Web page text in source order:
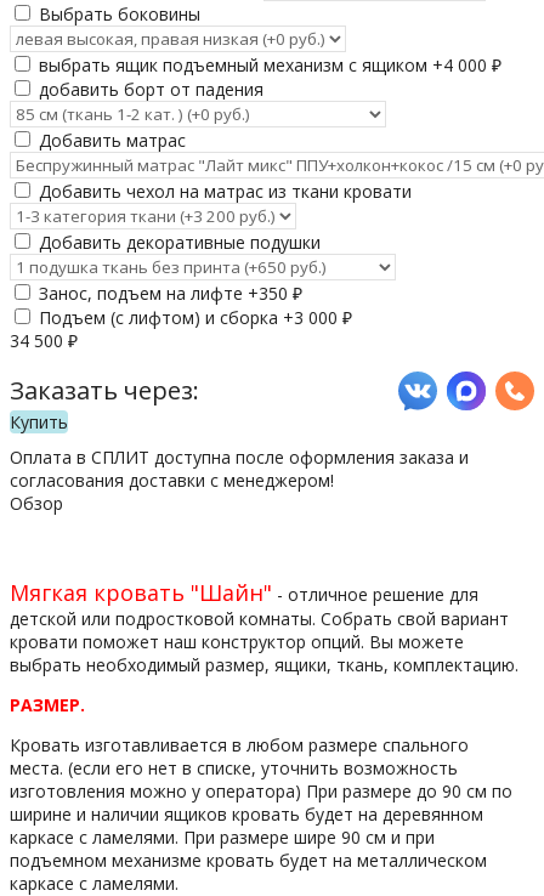
Выбрать боковины
выбрать ящик подъемный механизм с ящиком +4 000 ₽
добавить борт от падения
Добавить матрас
Добавить чехол на матрас из ткани кровати
Добавить декоративные подушки
Занос, подъем на лифте +350 ₽
Подъем (с лифтом) и сборка +3 000 ₽
34 500 ₽
Заказать через:
Купить
Оплата в СПЛИТ доступна после оформления заказа и
согласования доставки с менеджером!
Обзор
Мягкая кровать "Шайн" - отличное решение для
детской или подростковой комнаты. Собрать свой вариант
кровати поможет наш конструктор опций. Вы можете
выбрать необходимый размер, ящики, ткань, комплектацию.
РАЗМЕР.
Кровать изготавливается в любом размере спального
места. (если его нет в списке, уточнить возможность
изготовления можно у оператора) При размере до 90 см по
ширине и наличии ящиков кровать будет на деревянном
каркасе с ламелями. При размере шире 90 см и при
подъемном механизме кровать будет на металлическом
каркасе с ламелями.